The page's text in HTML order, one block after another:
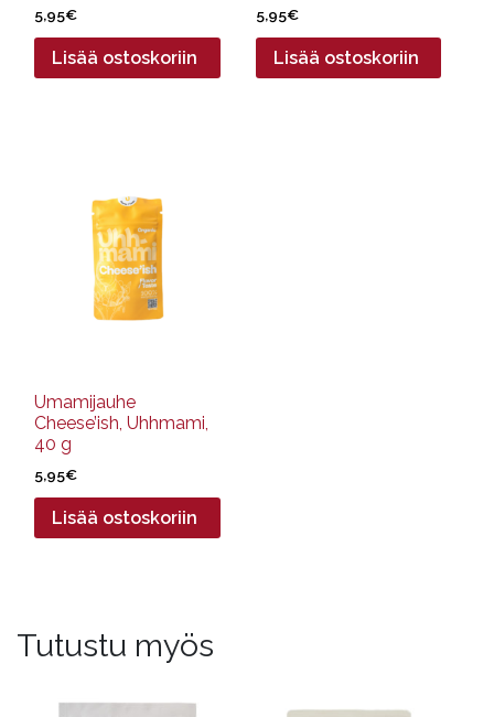
5,95€
Lisää ostoskoriin
5,95€
Lisää ostoskoriin
Umamijauhe
Cheese’ish, Uhhmami,
40 g
5,95€
Lisää ostoskoriin
Tutustu myös